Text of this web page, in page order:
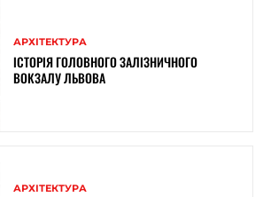
АРХІТЕКТУРА
ІСТОРІЯ ГОЛОВНОГО ЗАЛІЗНИЧНОГО
ВОКЗАЛУ ЛЬВОВА
АРХІТЕКТУРА